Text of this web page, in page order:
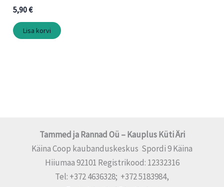
5,90€
Lisa korvi
Tammed ja Rannad Oü – Kauplus Küti Äri
Käina Coop kaubanduskeskus Spordi 9 Käina
Hiiumaa 92101 Registrikood: 12332316
Tel: +372 4636328; +372 5183984,